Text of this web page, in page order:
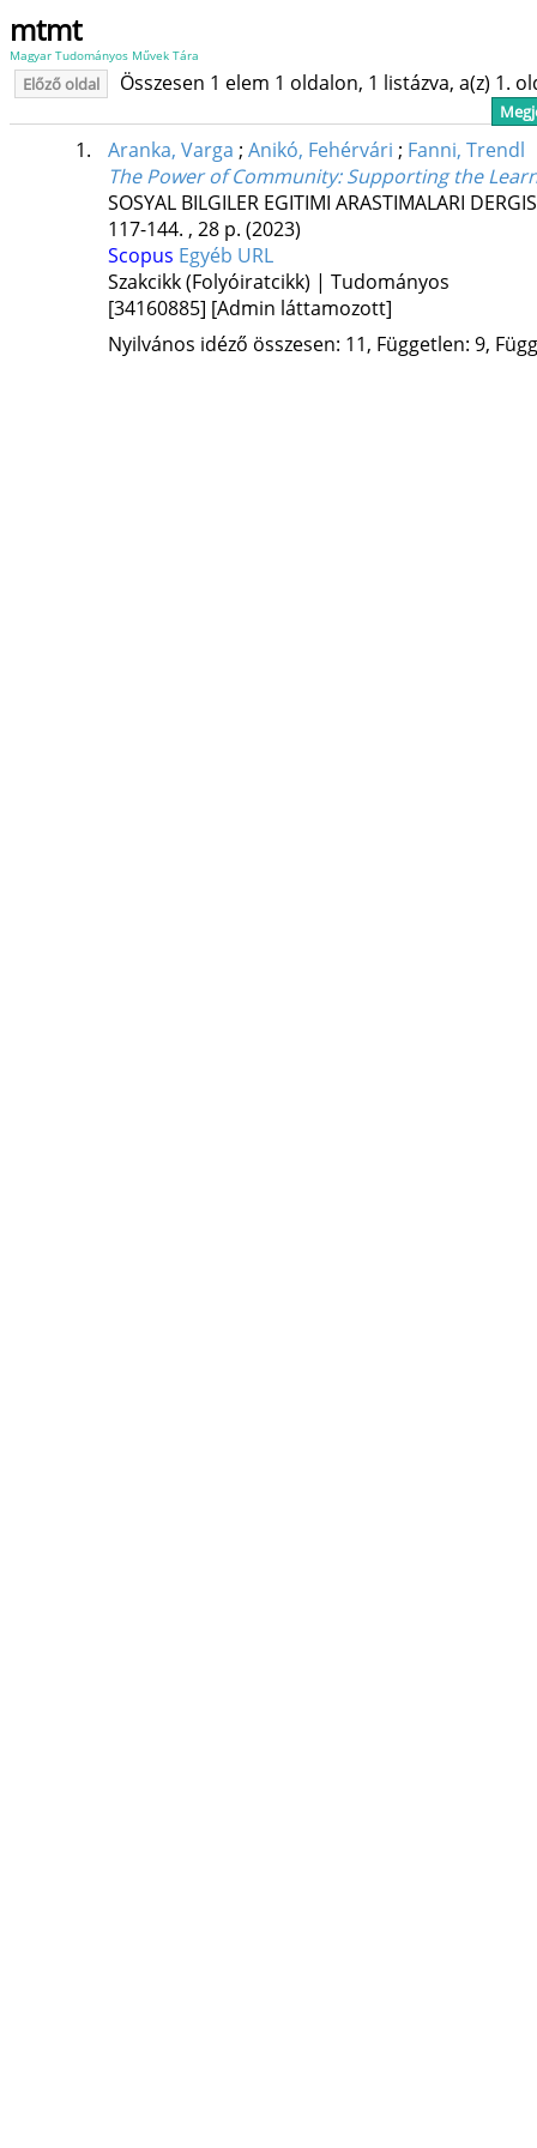
mtmt
Magyar Tudományos Művek Tára
Előző oldal Összesen 1 elem 1 oldalon, 1 listázva, a(z) 1.
1. Aranka, Varga ; Anikó, Fehérvári ; Fanni, Trendl
The Power of Community: Supporting the
SOSYAL BILGILER EGITIMI ARASTIMALARI
117-144. , 28 p. (2023)
Scopus Egyéb URL
Szakcikk (Folyóiratcikk) | Tudományos
[34160885] [Admin láttamozott]
Nyilvános idéző összesen: 11, Független: 9,